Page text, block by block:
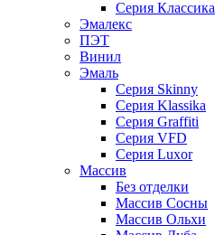
Серия Классика
Эмалекс
ПЭТ
Винил
Эмаль
Серия Skinny
Серия Klassika
Серия Graffiti
Серия VFD
Серия Luxor
Массив
Без отделки
Массив Сосны
Массив Ольхи